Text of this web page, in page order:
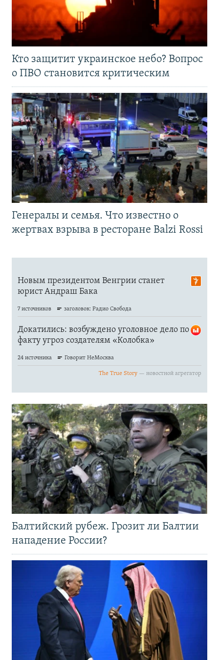
Кто защитит украинское небо? Вопрос
о ПВО становится критическим
Генералы и семья. Что известно о
жертвах взрыва в ресторане Balzi Rossi
Балтийский рубеж. Грозит ли Балтии
нападение России?